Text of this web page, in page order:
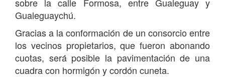
Gualeguaychú.
Gracias a la conformación de un consorcio entre
los vecinos propietarios, que fueron abonando
cuotas, será posible la pavimentación de una
cuadra con hormigón y cordón cuneta.